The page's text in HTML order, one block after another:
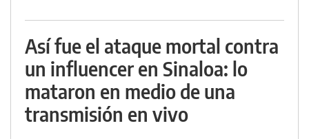
Así fue el ataque mortal contra
un influencer en Sinaloa: lo
mataron en medio de una
transmisión en vivo